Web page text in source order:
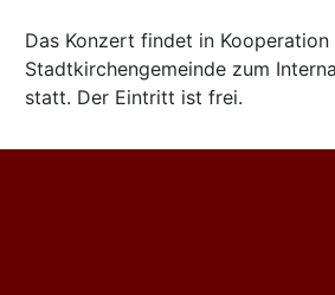
Das Konzert findet in
Stadtkirchengemeinde zum
statt. Der Eintritt ist frei.